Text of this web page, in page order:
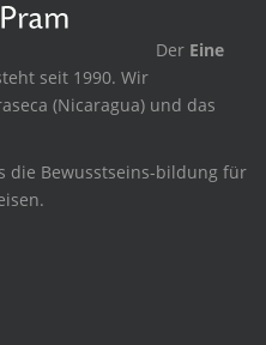
Der Eine
seit 1990. Wir
(Nicaragua) und das
die Bewusstseins-bildung für